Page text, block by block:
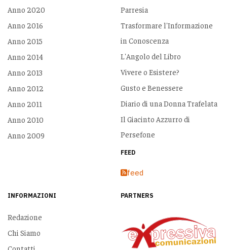
Anno 2020
Anno 2016
Anno 2015
Anno 2014
Anno 2013
Anno 2012
Anno 2011
Anno 2010
Anno 2009
Parresia
Trasformare l'Informazione
in Conoscenza
L'Angolo del Libro
Vivere o Esistere?
Gusto e Benessere
Diario di una Donna Trafelata
Il Giacinto Azzurro di
Persefone
FEED
feed
INFORMAZIONI
Redazione
Chi Siamo
PARTNERS